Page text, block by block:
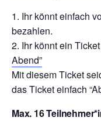
Ihr könnt einfach
bezahlen.
Ihr könnt ein
Abend”
Mit diesem Ticket
das Ticket einfach
Max. 16